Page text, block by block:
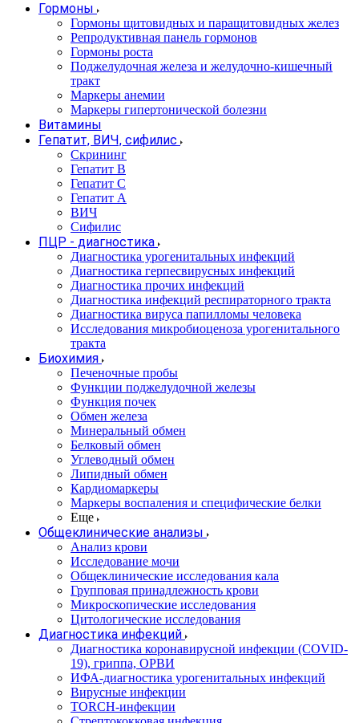
Гормоны
Гормоны щитовидных и паращитовидных желез
Репродуктивная панель гормонов
Гормоны роста
Поджелудочная железа и желудочно-кишечный
тракт
Маркеры анемии
Маркеры гипертонической болезни
Витамины
Гепатит, ВИЧ, сифилис
Скрининг
Гепатит В
Гепатит С
Гепатит А
ВИЧ
Сифилис
ПЦР - диагностика
Диагностика урогенитальных инфекций
Диагностика герпесвирусных инфекций
Диагностика прочих инфекций
Диагностика инфекций респираторного тракта
Диагностика вируса папилломы человека
Исследования микробиоценоза урогенитального
тракта
Биохимия
Печеночные пробы
Функции поджелудочной железы
Функция почек
Обмен железа
Минеральный обмен
Белковый обмен
Углеводный обмен
Липидный обмен
Кардиомаркеры
Маркеры воспаления и специфические белки
Еще
Общеклинические анализы
Анализ крови
Исследование мочи
Общеклинические исследования кала
Групповая принадлежность крови
Микроскопические исследования
Цитологические исследования
Диагностика инфекций
Диагностика коронавирусной инфекции (COVID-
19), гриппа, ОРВИ
ИФА-диагностика урогенитальных инфекций
Вирусные инфекции
TORCH-инфекции